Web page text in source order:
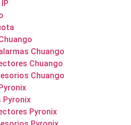
Chuango
Chuango
Chuango
Pyronix
Pyronix